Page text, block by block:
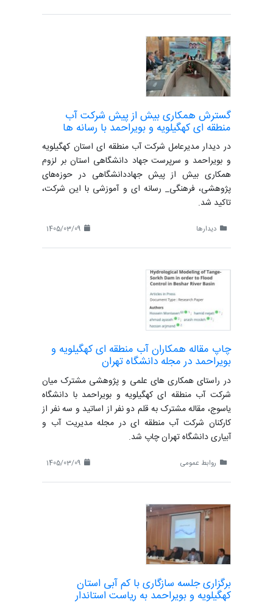
گسترش همکاری بیش از پیش شرکت آب
منطقه ای کهگیلویه و بویراحمد با رسانه ها
در دیدار مدیرعامل شرکت آب منطقه ای استان کهگیلویه
و بویراحمد و سرپرست جهاد دانشگاهی استان بر لزوم
همکاری بیش از پیش جهاددانشگاهی در حوزه‌های
پژوهشی، فرهنگی_ رسانه ای و آموزشی با این شرکت،
تاکید شد.
دیدارها
چاپ مقاله همکاران آب منطقه ای کهگیلویه و
بویراحمد در مجله دانشگاه تهران
در راستای همکاری های علمی و پژوهشی مشترک میان
شرکت آب منطقه ای کهگیلویه و بویراحمد با دانشگاه
یاسوج، مقاله مشترک به قلم دو نفر از اساتید و سه نفر از
کارکنان شرکت آب منطقه ای در مجله مدیریت آب و
آبیاری دانشگاه تهران چاپ شد.
روابط عمومی
برگزاری جلسه سازگاری با کم آبی استان
کهگیلویه و بویراحمد به ریاست استاندار